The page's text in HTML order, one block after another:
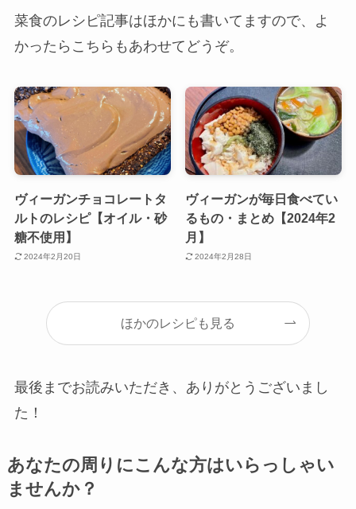
菜食のレシピ記事はほかにも書いてますので、よ
かったらこちらもあわせてどうぞ。
ヴィーガンチョコレートタ
ルトのレシピ【オイル・砂
糖不使用】
2024年2月20日
ヴィーガンが毎日食べてい
るもの・まとめ【2024年2
月】
2024年2月28日
ほかのレシピも見る
最後までお読みいただき、ありがとうございまし
た！
あなたの周りにこんな方はいらっしゃい
ませんか？